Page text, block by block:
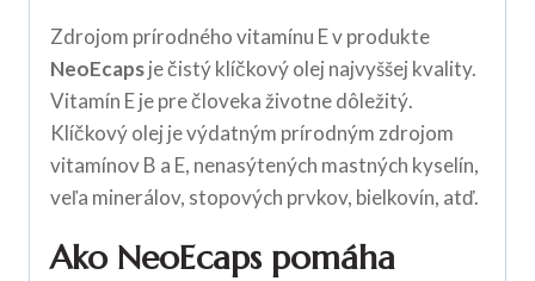
Zdrojom prírodného vitamínu E v produkte
NeoEcapsje čistý klíčkový olej najvyššej kvality.
Vitamín E je pre človeka životne dôležitý.
Klíčkový olej je výdatným prírodným zdrojom
vitamínov B a E, nenasýtených mastných kyselín,
veľa minerálov, stopových prvkov, bielkovín, atď.
Ako NeoEcaps pomáha